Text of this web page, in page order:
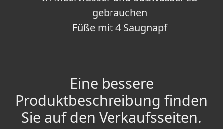
gebrauchen
Füße mit 4 Saugnapf
Eine bessere
Produktbeschreibung finden
Sie auf den Verkaufsseiten.